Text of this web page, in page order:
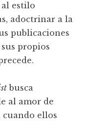
estilo
adoctrinar a la
publicaciones
propios
busca
al amor de
cuando ellos